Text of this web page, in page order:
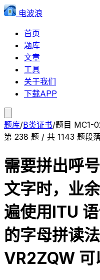
电波浪
首页
题库
文章
工具
关于我们
下载APP
题库/B类证书/题目 MC1-
第 238 题 / 共 1143 题段
需要拼出呼
文字时，业
遍使用ITU
的字母拼读
VR2ZQW 可